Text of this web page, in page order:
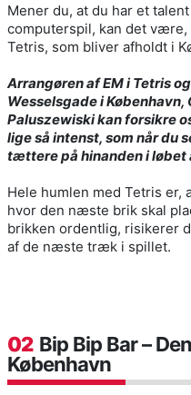
Mener du, at du har et
computerspil, kan det være,
Tetris, som bliver afholdt i
Arrangøren af EM i Tetris
Wesselsgade i
Paluszewiski kan forsikre
lige så intenst, som når du
tættere på hinanden i løbet
Hele humlen med Tetris er,
hvor den næste brik skal
brikken ordentlig, risikerer
af de næste træk i spillet.
02 Bip Bip Bar –
København